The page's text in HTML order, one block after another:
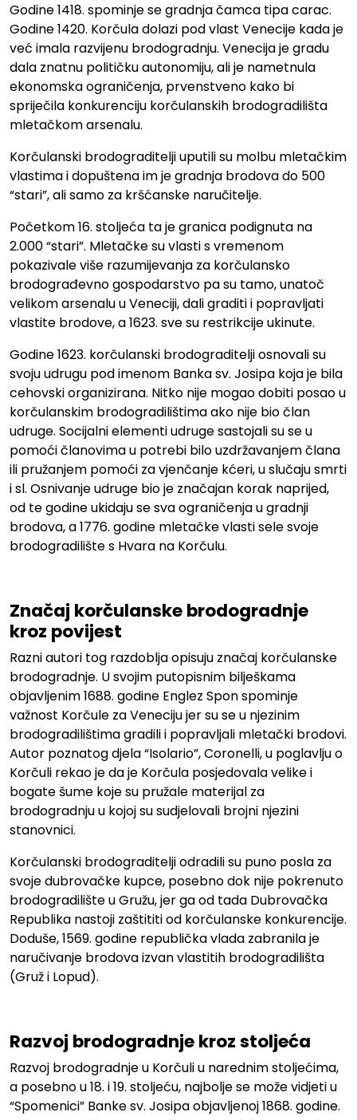
Godine 1418. spominje se gradnja čamca tipa carac.
Godine 1420. Korčula dolazi pod vlast Venecije kada je
već imala razvijenu brodogradnju. Venecija je gradu
dala znatnu političku autonomiju, ali je nametnula
ekonomska ograničenja, prvenstveno kako bi
spriječila konkurenciju korčulanskih brodogradilišta
mletačkom arsenalu.
Korčulanski brodograditelji uputili su molbu mletačkim
vlastima i dopuštena im je gradnja brodova do 500
“stari”, ali samo za kršćanske naručitelje.
Početkom 16. stoljeća ta je granica podignuta na
2.000 “stari”. Mletačke su vlasti s vremenom
pokazivale više razumijevanja za korčulansko
brodograđevno gospodarstvo pa su tamo, unatoč
velikom arsenalu u Veneciji, dali graditi i popravljati
vlastite brodove, a 1623. sve su restrikcije ukinute.
Godine 1623. korčulanski brodograditelji osnovali su
svoju udrugu pod imenom Banka sv. Josipa koja je bila
cehovski organizirana. Nitko nije mogao dobiti posao u
korčulanskim brodogradilištima ako nije bio član
udruge. Socijalni elementi udruge sastojali su se u
pomoći članovima u potrebi bilo uzdržavanjem člana
ili pružanjem pomoći za vjenčanje kćeri, u slučaju smrti
i sl. Osnivanje udruge bio je značajan korak naprijed,
od te godine ukidaju se sva ograničenja u gradnji
brodova, a 1776. godine mletačke vlasti sele svoje
brodogradilište s Hvara na Korčulu.
Značaj korčulanske brodogradnje
kroz povijest
Razni autori tog razdoblja opisuju značaj korčulanske
brodogradnje. U svojim putopisnim bilješkama
objavljenim 1688. godine Englez Spon spominje
važnost Korčule za Veneciju jer su se u njezinim
brodogradilištima gradili i popravljali mletački brodovi.
Autor poznatog djela “Isolario”, Coronelli, u poglavlju o
Korčuli rekao je da je Korčula posjedovala velike i
bogate šume koje su pružale materijal za
brodogradnju u kojoj su sudjelovali brojni njezini
stanovnici.
Korčulanski brodograditelji odradili su puno posla za
svoje dubrovačke kupce, posebno dok nije pokrenuto
brodogradilište u Gružu, jer ga od tada Dubrovačka
Republika nastoji zaštititi od korčulanske konkurencije.
Doduše, 1569. godine republička vlada zabranila je
naručivanje brodova izvan vlastitih brodogradilišta
(Gruž i Lopud).
Razvoj brodogradnje kroz stoljeća
Razvoj brodogradnje u Korčuli u narednim stoljećima,
a posebno u 18. i 19. stoljeću, najbolje se može vidjeti u
“Spomenici” Banke sv. Josipa objavljenoj 1868. godine.